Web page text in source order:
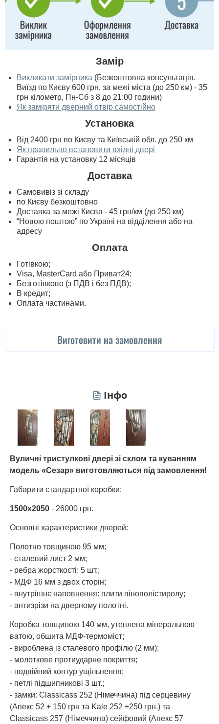
Замір
Викликати замірника (Безкоштовна консультація.
Виїзд по Києву 600 грн, за межі міста (до 250 км) - 35
грн кілометр, Пн-Сб з 8 до 21:00 години)
Як заміряти дверний отвір самостійно
Установка
Від 2400 грн по Києву та Київській обл. до 250 км
Як правильно встановити вхідні двері
Гарантія на установку 12 місяців
Доставка
Самовивіз зі складу
по Києву безкоштовно
Доставка за межі Києва - 45 грн/км (до 250 км)
“Новою поштою” по Україні на відділення або на
адресу
Оплата
Готівкою;
Visa, MasterСard або Приват24;
Безготівково (з ПДВ і без ПДВ);
В кредит;
Оплата частинами.
Виготовити на замовлення
Інфо
Вуличні тристулкові двері зі склом та куванням
модель «Сезар» виготовляються під замовлення!
Габарити стандартної коробки:
1500х2050 - 26000 грн.
Основні характеристики дверей:
Полотно товщиною 95 мм;
- сталевий лист 2 мм;
- ребра жорсткості: 5 шт.;
- МДФ 16 мм з двох сторін;
- внутрішнє наповнення: плити пінополістиролу;
- антизрізи на дверному полотні.
Коробка товщиною 140 мм, утеплена мінеральною
ватою, обшита МДФ-термоміст;
- вироблена із сталевого профілю (2 мм);
- молоткове протиударне покриття;
- подвійний контур ущільнення;
- петлі підшипникові 3 шт.;
- замки: Classicass 252 (Німеччина) під серцевину
(Апекс 52 + 150 грн та Kale 252 +250 грн.) та
Classicass 257 (Німеччина) сейфовий (Апекс 57